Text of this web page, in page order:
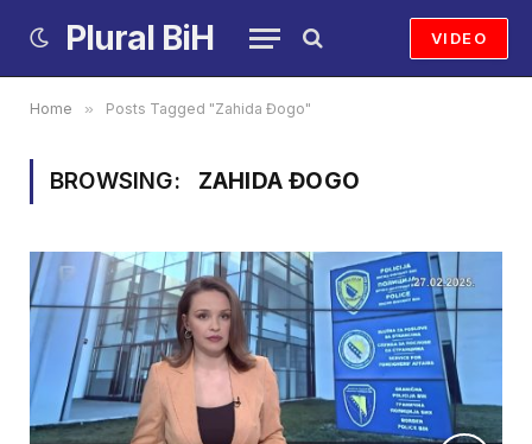
Plural BiH VIDEO
Home » Posts Tagged "Zahida Đogo"
BROWSING: ZAHIDA ĐOGO